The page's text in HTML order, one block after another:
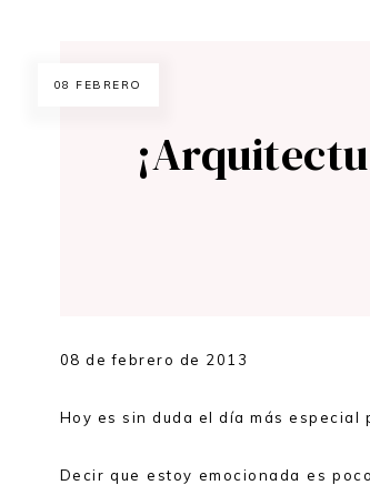
08 FEBRERO
08 de febrero de 2013
Hoy es sin duda el día más especial
Decir que estoy emocionada es